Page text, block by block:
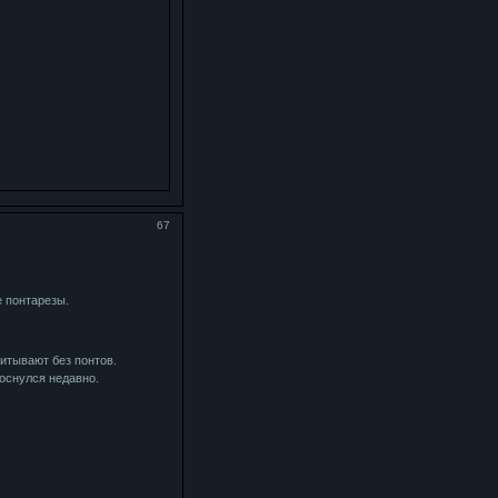
67
без понтов.
недавно.